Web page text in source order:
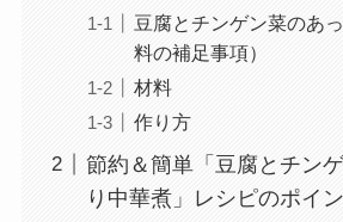
豆腐とチンゲン菜のあ
料の補足事項）
材料
作り方
節約＆簡単「豆腐とチン
り中華煮」レシピのポイ